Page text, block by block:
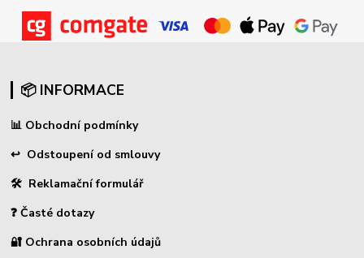
📦 INFORMACE
📊 Obchodní podmínky
↩ Odstoupení od smlouvy
🛠 Reklamační formulář
❓ Časté dotazy
🔐 Ochrana osobních údajů